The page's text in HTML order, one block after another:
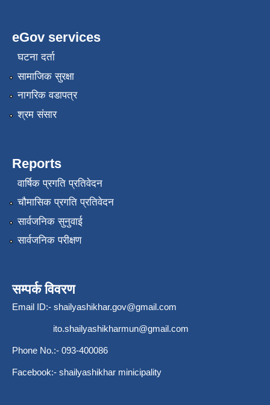
eGov services
घटना दर्ता
सामाजिक सुरक्षा
नागरिक वडापत्र
श्रम संसार
Reports
वार्षिक प्रगति प्रतिवेदन
चौमासिक प्रगति प्रतिवेदन
सार्वजनिक सुनुवाई
सार्वजनिक परीक्षण
सम्पर्क विवरण
Email ID:- shailyashikhar.gov@gmail.com
ito.shailyashikharmun@gmail.com
Phone No.:- 093-400086
Facebook:- shailyashikhar minicipality